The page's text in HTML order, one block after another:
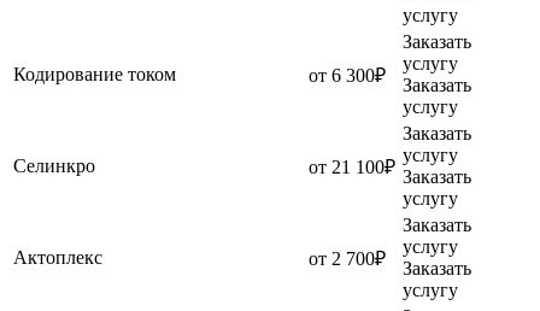
услугу
Кодирование током от 6 300₽
Заказать
услугу
Заказать
услугу
Селинкро от 21 100₽
Заказать
услугу
Заказать
услугу
Актоплекс от 2 700₽
Заказать
услугу
Заказать
услугу